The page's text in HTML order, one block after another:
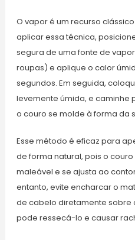
O vapor é um recurso
aplicar essa técnica,
segura de uma fonte de
roupas) e aplique o calor
segundos. Em seguida,
levemente úmida, e caminhe
o couro se molde à forma da
Esse método é eficaz para
de forma natural, pois o
maleável e se ajusta ao
entanto, evite encharcar o
de cabelo diretamente sobre
pode ressecá-lo e causar